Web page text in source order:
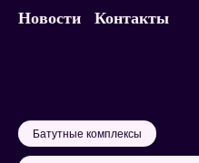
Новости
Контакты
Батутные комплексы